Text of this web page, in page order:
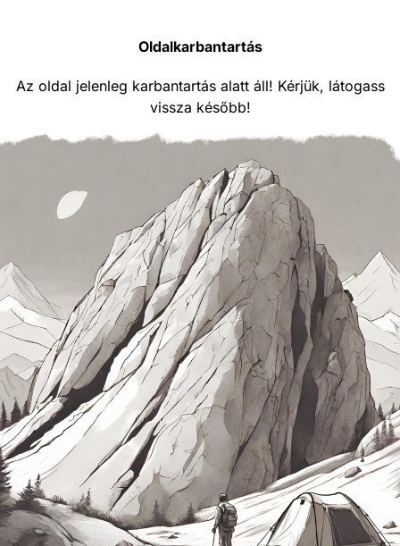
Oldalkarbantartás
Az oldal jelenleg karbantartás alatt áll! Kérjük, látogass
vissza később!